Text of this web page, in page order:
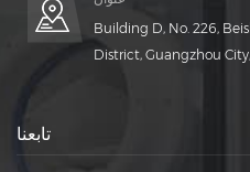
Building D, No. 226,
District, Guangzhou
تابعنا